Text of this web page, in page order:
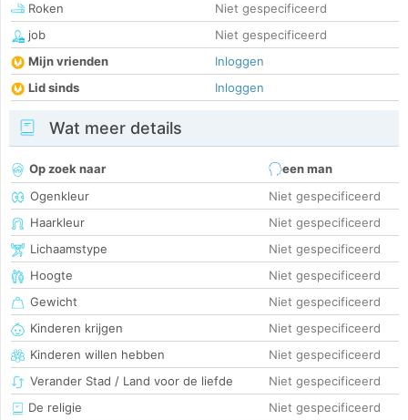
Roken
Niet gespecificeerd
job
Niet gespecificeerd
Mijn vrienden
Inloggen
Lid sinds
Inloggen
Wat meer details
Op zoek naar
een man
Ogenkleur
Niet gespecificeerd
Haarkleur
Niet gespecificeerd
Lichaamstype
Niet gespecificeerd
Hoogte
Niet gespecificeerd
Gewicht
Niet gespecificeerd
Kinderen krijgen
Niet gespecificeerd
Kinderen willen hebben
Niet gespecificeerd
Verander Stad / Land voor de liefde
Niet gespecificeerd
De religie
Niet gespecificeerd